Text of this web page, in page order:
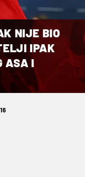
NIJE BIO
IPAK
ASA I